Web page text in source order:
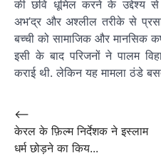
की छवि धूमिल करने के उद्देश्य से
अभ’द्र और अश्लील तरीके से
बच्ची को सामाजिक और मानसिक
इसी के बाद परिजनों ने पालम
कराई थी. लेकिन यह मामला ठंडे
Post
navigation
⟵
केरल के फ़िल्म निर्देशक ने इस्लाम
धर्म छोड़ने का किय...